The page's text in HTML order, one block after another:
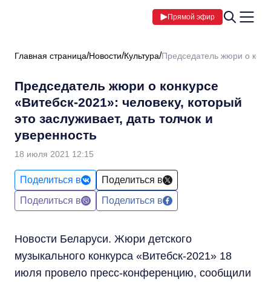
Прямой эфир
Главная страница Новости Культура Председатель жюри о
Председатель жюри о конкурсе
«Витебск-2021»: человеку, который
это заслуживает, дать толчок и
уверенность
18 июля 2021 12:15
Поделиться в
Поделиться в
Поделиться в
Поделиться в
Новости Беларуси. Жюри детского
музыкального конкурса «Витебск-2021» 18
июля провело пресс-конференцию, сообщили